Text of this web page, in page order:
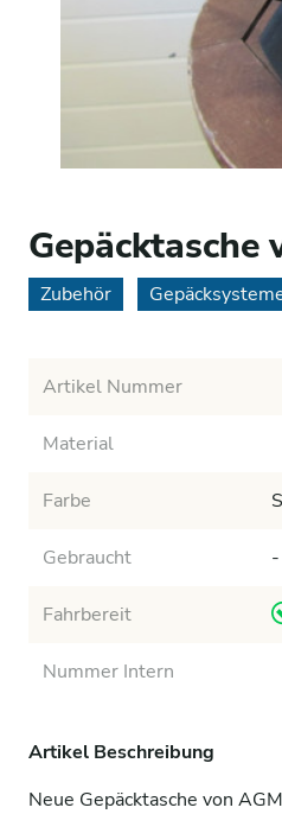
Gepäcktasche
Zubehör
Artikel Nummer
Material
Farbe
Gebraucht -
Fahrbereit
Nummer Intern
Artikel Beschreibung
Neue Gepäcktasche von